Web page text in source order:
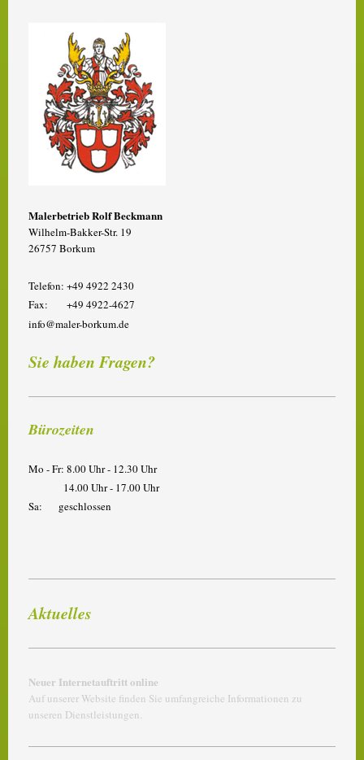
Malerbetrieb Rolf Beckmann
Wilhelm-Bakker-Str. 19
26757 Borkum
Telefon: +49 4922 2430
Fax: +49 4922-4627
info@maler-borkum.de
Sie haben Fragen?
Bürozeiten
Mo - Fr: 8.00 Uhr - 12.30 Uhr
14.00 Uhr - 17.00 Uhr
Sa: geschlossen
Aktuelles
Neuer Internetauftritt online
Auf unserer Website finden Sie umfangreiche Informationen zu
unseren Dienstleistungen.